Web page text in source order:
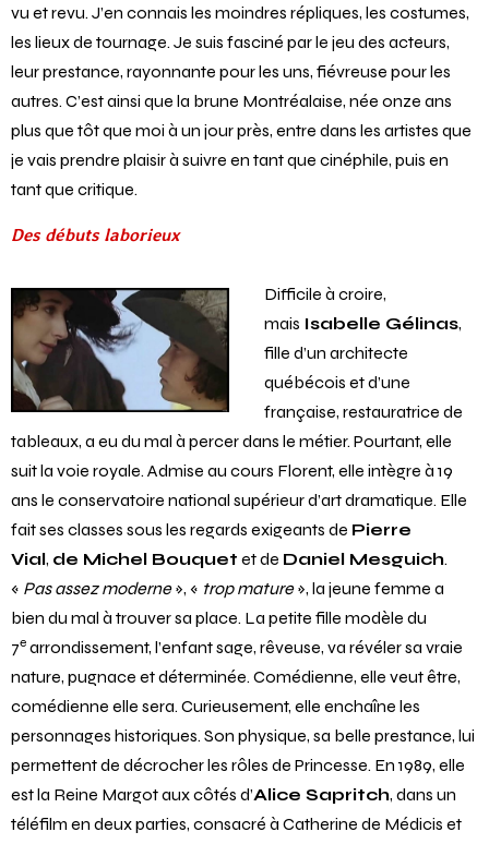
vu et revu. J’en connais les moindres répliques, les costumes,
les lieux de tournage. Je suis fasciné par le jeu des acteurs,
leur prestance, rayonnante pour les uns, fiévreuse pour les
autres. C’est ainsi que la brune Montréalaise, née onze ans
plus que tôt que moi à un jour près, entre dans les artistes que
je vais prendre plaisir à suivre en tant que cinéphile, puis en
tant que critique.
Des débuts laborieux
Difficile à croire,
mais Isabelle Gélinas,
fille d’un architecte
québécois et d’une
française, restauratrice de
tableaux, a eu du mal à percer dans le métier. Pourtant, elle
suit la voie royale. Admise au cours Florent, elle intègre à 19
ans le conservatoire national supérieur d’art dramatique. Elle
fait ses classes sous les regards exigeants de Pierre
Vial, de Michel Bouquet et de Daniel Mesguich.
« Pas assez moderne», « trop mature», la jeune femme a
bien du mal à trouver sa place. La petite fille modèle du
7e arrondissement, l’enfant sage, rêveuse, va révéler sa vraie
nature, pugnace et déterminée. Comédienne, elle veut être,
comédienne elle sera. Curieusement, elle enchaîne les
personnages historiques. Son physique, sa belle prestance, lui
permettent de décrocher les rôles de Princesse. En 1989, elle
est la Reine Margot aux côtés d’Alice Sapritch, dans un
téléfilm en deux parties, consacré à Catherine de Médicis et